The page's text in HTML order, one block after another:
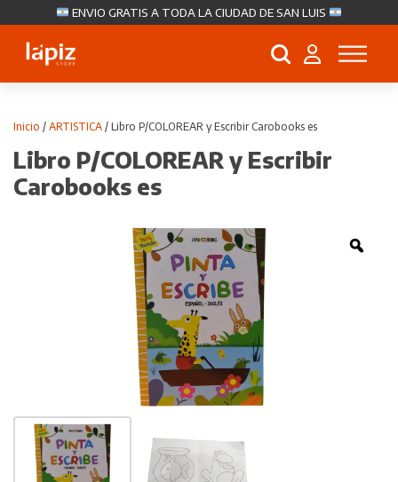
ENVIO GRATIS A TODA LA CIUDAD DE SAN LUIS
Búsqueda
Inicio / ARTISTICA / Libro P/COLOREAR y Escribir Carobooks es
Libro P/COLOREAR y Escribir
Carobooks es